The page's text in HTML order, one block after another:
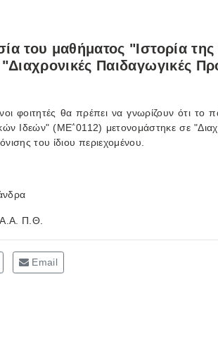
του μαθήματος "Ιστορία
Παιδαγωγικές
φοιτητές θα πρέπει να γνωρίζουν ότι
Ιδεών" (ΜΕ΅0112) μετονομάστηκε σε
του ίδιου περιεχομένου.
Π.Θ.
Email